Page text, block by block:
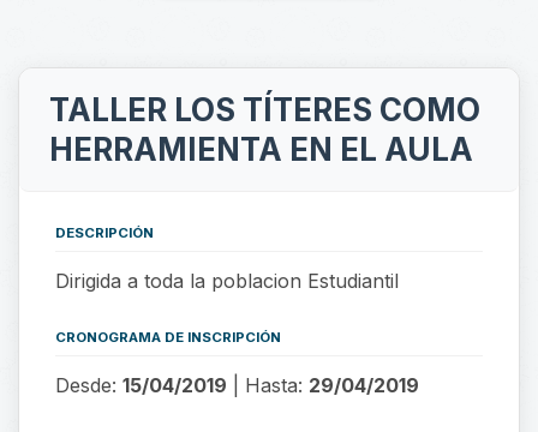
TALLER LOS TÍTERES COMO
HERRAMIENTA EN EL AULA
DESCRIPCIÓN
Dirigida a toda la poblacion Estudiantil
CRONOGRAMA DE INSCRIPCIÓN
Desde: 15/04/2019 | Hasta: 29/04/2019